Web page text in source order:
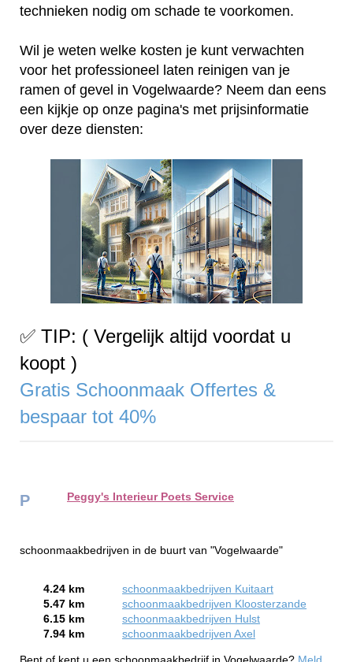
technieken nodig om schade te voorkomen.
Wil je weten welke kosten je kunt verwachten
voor het professioneel laten reinigen van je
ramen of gevel in Vogelwaarde? Neem dan eens
een kijkje op onze pagina's met prijsinformatie
over deze diensten:
✅ TIP: ( Vergelijk altijd voordat u
koopt )
Gratis Schoonmaak Offertes &
bespaar tot 40%
P Peggy's Interieur Poets Service
schoonmaakbedrijven in de buurt van "Vogelwaarde"
4.24 km
schoonmaakbedrijven Kuitaart
5.47 km
schoonmaakbedrijven Kloosterzande
6.15 km
schoonmaakbedrijven Hulst
7.94 km
schoonmaakbedrijven Axel